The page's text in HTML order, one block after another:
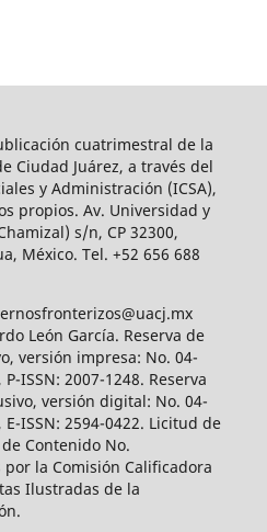
cuatrimestral de la
Ciudad Juárez, a través del
y Administración (ICSA),
propios. Av. Universidad y
s/n, CP 32300,
México. Tel. +52 656 688
León García. Reserva de
versión impresa: No. 04-
ISSN: 2007-1248. Reserva
versión digital: No. 04-
ISSN: 2594-0422. Licitud de
Contenido No.
la Comisión Calificadora
Ilustradas de la